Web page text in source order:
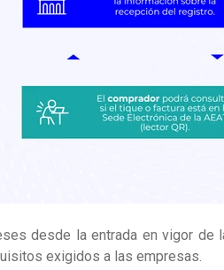
desde la entrada en vigor de
exigidos a las empresas.